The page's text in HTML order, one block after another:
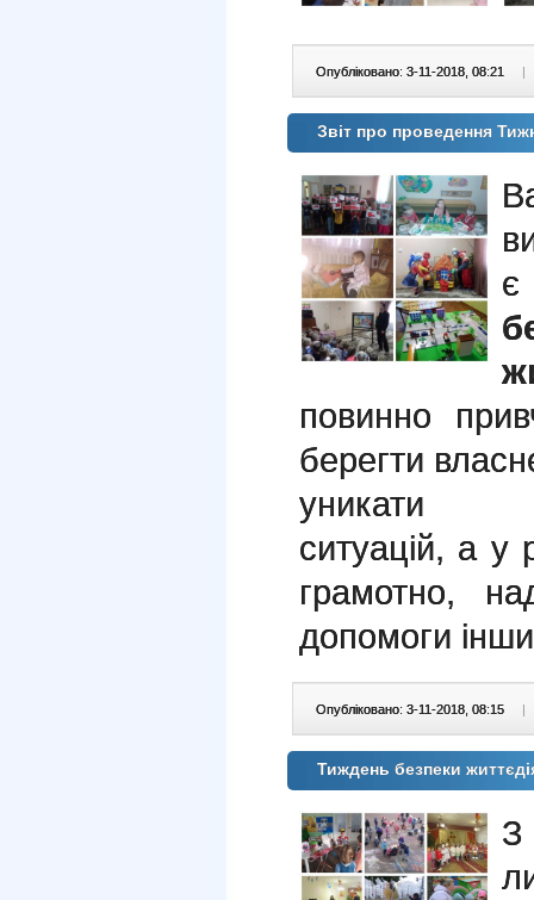
Опубліковано: 3-11-2018, 08:21 |
Звіт про проведення
повинно
берегти
уникати
ситуацій, а у
грамотно,
допомоги
Опубліковано: 3-11-2018, 08:15 |
Тиждень безпеки